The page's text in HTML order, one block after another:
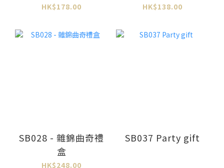
HK$178.00 HK$138.00
SB028 - 雜錦曲奇禮
盒
HK$248.00
SB037 Party gift